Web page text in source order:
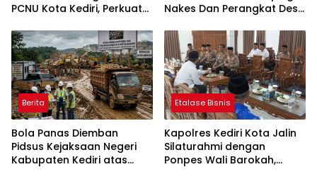
PCNU Kota Kediri, Perkuat
Daerah
Nakes Dan Perangkat Desa
Berita
Bola Panas Diemban
Pidsus Kejaksaan Negeri
Kabupaten Kediri atas
Etalase Bisnis
Kapolres Kediri Kota Jalin
Silaturahmi dengan
Ponpes Wali Barokah,